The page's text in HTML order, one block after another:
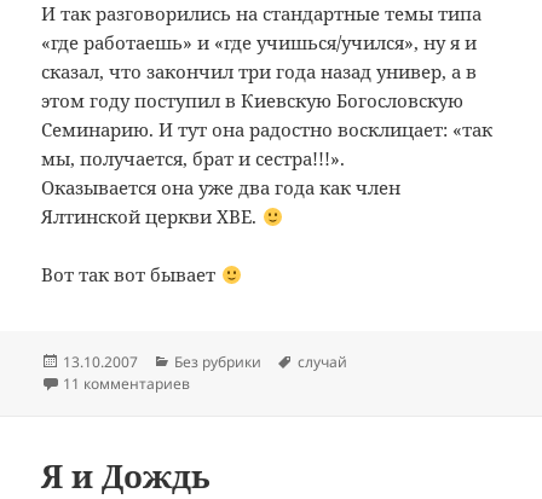
И так разговорились на стандартные темы типа
«где работаешь» и «где учишься/учился», ну я и
сказал, что закончил три года назад универ, а в
этом году поступил в Киевскую Богословскую
Семинарию. И тут она радостно восклицает: «так
мы, получается, брат и сестра!!!».
Оказывается она уже два года как член
Ялтинской церкви ХВЕ.
Вот так вот бывает
Опубликовано
13.10.2007 Рубрики
Без рубрики Метки
случай
11 комментариевк записи У меня короткая память?!
Я и Дождь